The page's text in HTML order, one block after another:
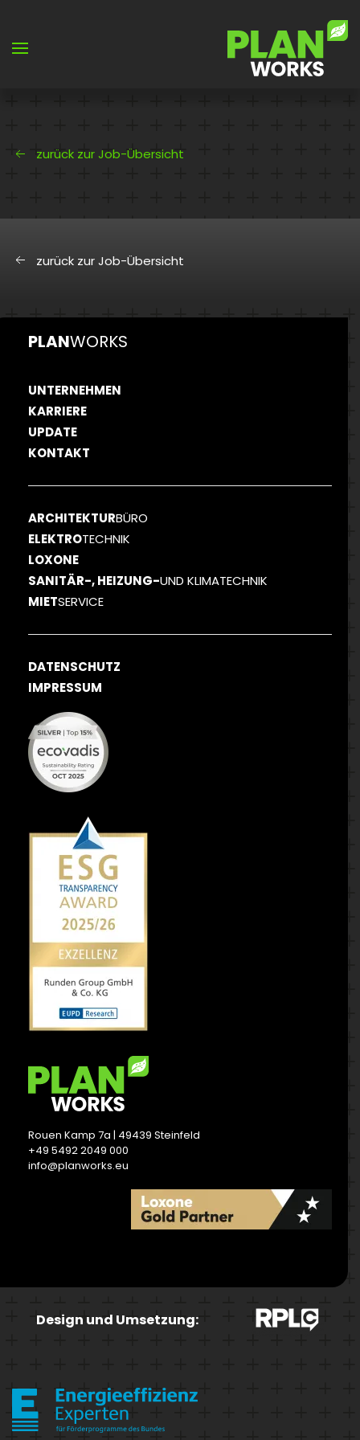
zurück zur Job-Übersicht
zurück zur Job-Übersicht
PLANWORKS
UNTERNEHMEN
KARRIERE
UPDATE
KONTAKT
ARCHITEKTURBÜRO
ELEKTROTECHNIK
LOXONE
SANITÄR-, HEIZUNG-UND KLIMATECHNIK
MIETSERVICE
DATENSCHUTZ
IMPRESSUM
Rouen Kamp 7a | 49439 Steinfeld
+49 5492 2049 000
info@planworks.eu
Design und Umsetzung: